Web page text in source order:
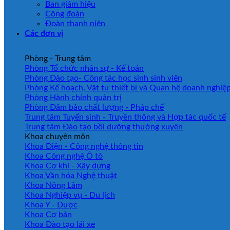
Ban giám hiệu
Công đoàn
Đoàn thanh niên
Các đơn vị
Phòng - Trung tâm
Phòng Tổ chức nhân sự - Kế toán
Phòng Đào tạo- Công tác học sinh sinh viên
Phòng Kế hoạch, Vật tư thiết bị và Quan hệ doanh
Phòng Hành chính quản trị
Phòng Đảm bảo chất lượng - Pháp chế
Trung tâm Tuyển sinh - Truyền thông và Hợp tác quốc tế
Trung tâm Đào tạo bồi dưỡng thường xuyên
Khoa chuyên môn
Khoa Điện - Công nghệ thông tin
Khoa Công nghệ Ô tô
Khoa Cơ khí - Xây dựng
Khoa Văn hóa Nghệ thuật
Khoa Nông Lâm
Khoa Nghiệp vụ - Du lịch
Khoa Y - Dược
Khoa Cơ bản
Khoa Đào tạo lái xe